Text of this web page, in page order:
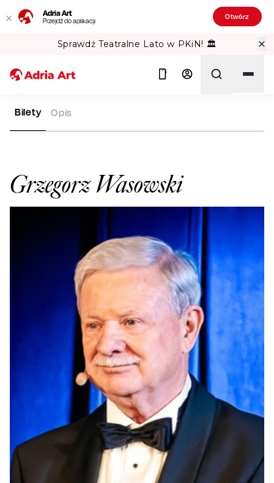
Adria Art
Przejdź do aplikacji Otwórz
Sprawdź Teatralne Lato w PKiN! 🏛️
ADRIA ART
Grzegorz Wasowski
Bilety Opis